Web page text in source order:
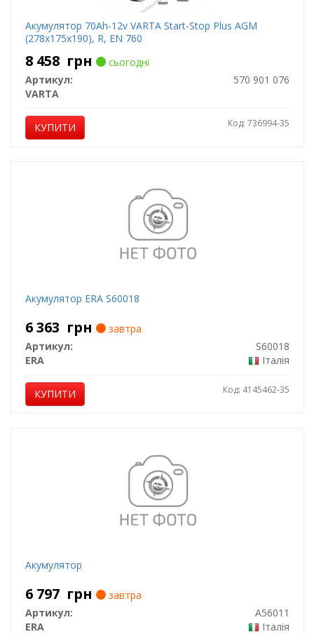
Акумулятор 70Ah-12v VARTA Start-Stop Plus AGM
(278х175х190), R, EN 760
8 458 грн
сьогодні
Артикул:
570 901 076
VARTA
КУПИТИ Код: 736994-35
Акумулятор ERA S60018
6 363 грн
завтра
Артикул:
S60018
ERA
Італія
КУПИТИ Код: 4145462-35
Акумулятор
6 797 грн
завтра
Артикул:
A56011
ERA
Італія